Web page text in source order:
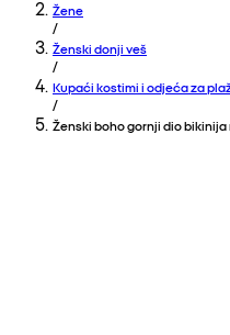
Žene
/
Ženski donji veš
/
Kupaći kostimi i odjeća za
/
Ženski boho gornji dio